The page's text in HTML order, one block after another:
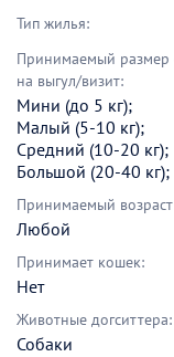
Тип жилья:
Принимаемый размер
на выгул/визит:
Мини (до 5 кг);
Малый (5-10 кг);
Средний (10-20 кг);
Большой (20-40 кг);
Принимаемый
Любой
Принимает кошек:
Нет
Животные догситтера:
Собаки